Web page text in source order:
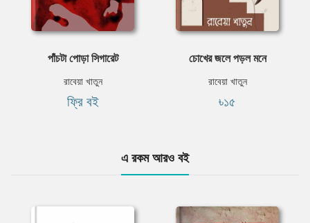
পাঁচটা পোড়া সিগারেট
রাবেয়া খাতুন
ফ্রি বই
চোখের জলে পড়ল মনে
রাবেয়া খাতুন
৳১৫
এ রকম আরও বই